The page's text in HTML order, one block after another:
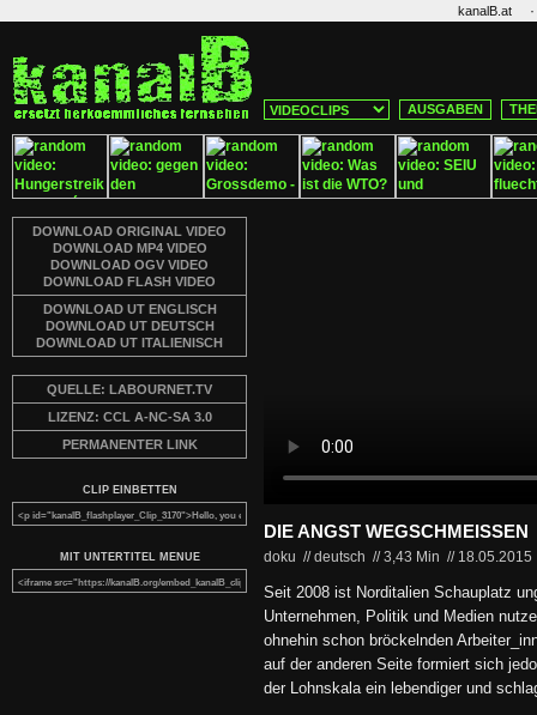
kanalB.at ·
AUSGABEN
DOWNLOAD ORIGINAL VIDEO
DOWNLOAD MP4 VIDEO
DOWNLOAD OGV VIDEO
DOWNLOAD FLASH VIDEO
DOWNLOAD UT ENGLISCH
DOWNLOAD UT DEUTSCH
DOWNLOAD UT ITALIENISCH
QUELLE: LABOURNET.TV
LIZENZ: CCL A-NC-SA 3.0
PERMANENTER LINK
CLIP EINBETTEN
MIT UNTERTITEL MENUE
DIE ANGST WEGSCHMEISSEN
doku // deutsch //3,43 Min // 18.05.2015
Seit 2008 ist Norditalien Schauplatz
Unternehmen, Politik und Medien
ohnehin schon bröckelnden
auf der anderen Seite formiert sich
der Lohnskala ein lebendiger und